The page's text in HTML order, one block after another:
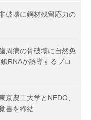
破壊に鋼材残留応力の
周病の骨破壊に自然免
RNAが誘導するプロ
京農工大学とNEDO、
書を締結